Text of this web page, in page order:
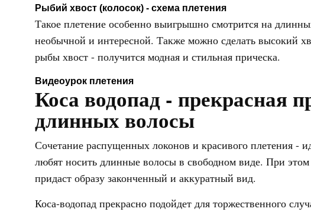
Рыбий хвост (колосок) - схема плетения
Такое плетение особенно выигрышно смотрится на
необычной и интересной. Также можно сделать высокий
рыбы хвост - получится модная и стильная прическа.
Видеоурок плетения
Коса водопад - прекрасная
длинных волосы
Сочетание распущенных локонов и красивого плетения -
любят носить длинные волосы в свободном виде. При
придаст образу законченный и аккуратный вид.
Коса-водопад прекрасно подойдет для торжественного